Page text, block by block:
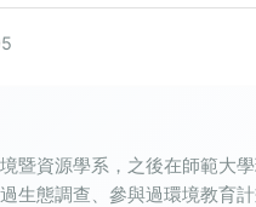
暨資源學系，之後在師範大
態調查、參與過環境教育